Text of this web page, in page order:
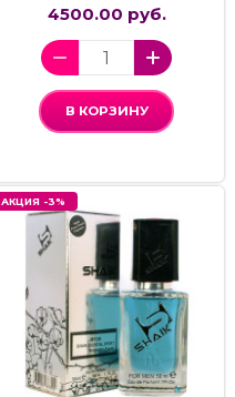
4500.00 руб.
В КОРЗИНУ
АКЦИЯ -3%